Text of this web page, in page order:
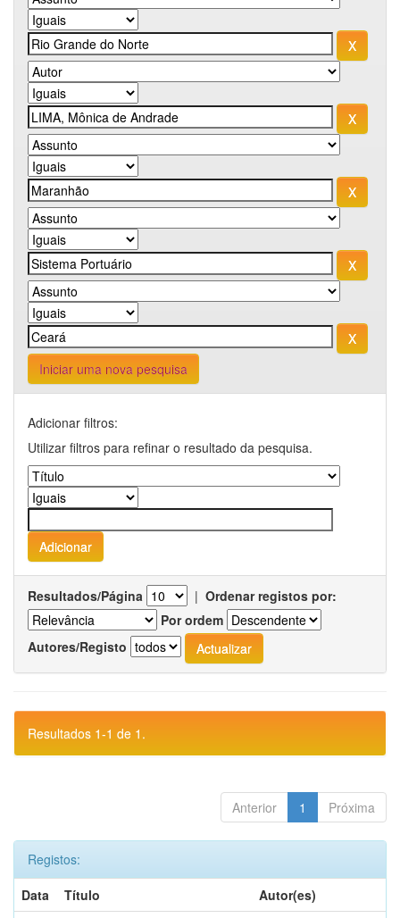
Iniciar uma nova pesquisa
Adicionar filtros:
Utilizar filtros para refinar o resultado da pesquisa.
Resultados/Página | Ordenar registos por:
Por ordem
Autores/Registo
Resultados 1-1 de 1.
Anterior 1 Próxima
Registos:
Data
Título
Autor(es)